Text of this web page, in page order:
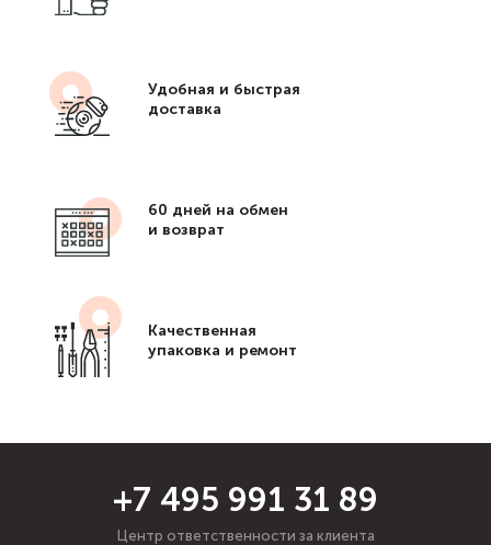
Удобная и быстрая
доставка
60 дней на обмен
и возврат
Качественная
упаковка и ремонт
+7 495 991 31 89
Центр ответственности за клиента